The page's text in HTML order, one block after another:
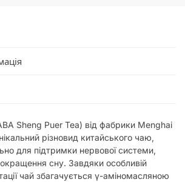
Sheng Puer Tea) від фабрики Menghai
різновид китайського чаю,
для підтримки нервової системи,
сну. Завдяки особливій
чай збагачується γ-аміномасляною